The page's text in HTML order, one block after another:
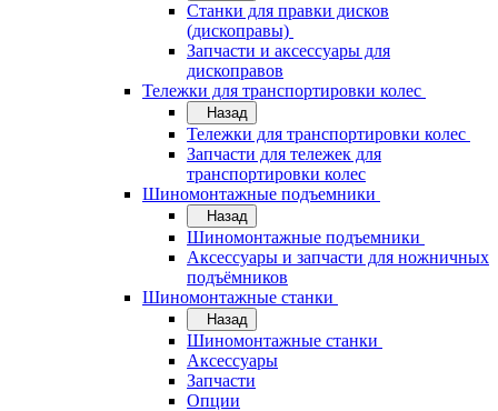
Станки для правки дисков
(дископравы)
Запчасти и аксессуары для
дископравов
Тележки для транспортировки колес
Назад
Тележки для транспортировки колес
Запчасти для тележек для
транспортировки колес
Шиномонтажные подъемники
Назад
Шиномонтажные подъемники
Аксессуары и запчасти для ножничных
подъёмников
Шиномонтажные станки
Назад
Шиномонтажные станки
Аксессуары
Запчасти
Опции